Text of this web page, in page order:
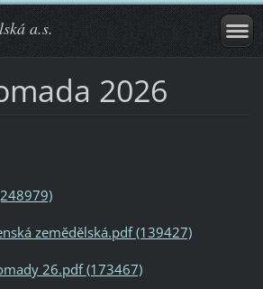
a.s.
2026
zemědělská.pdf (139427)
26.pdf (173467)